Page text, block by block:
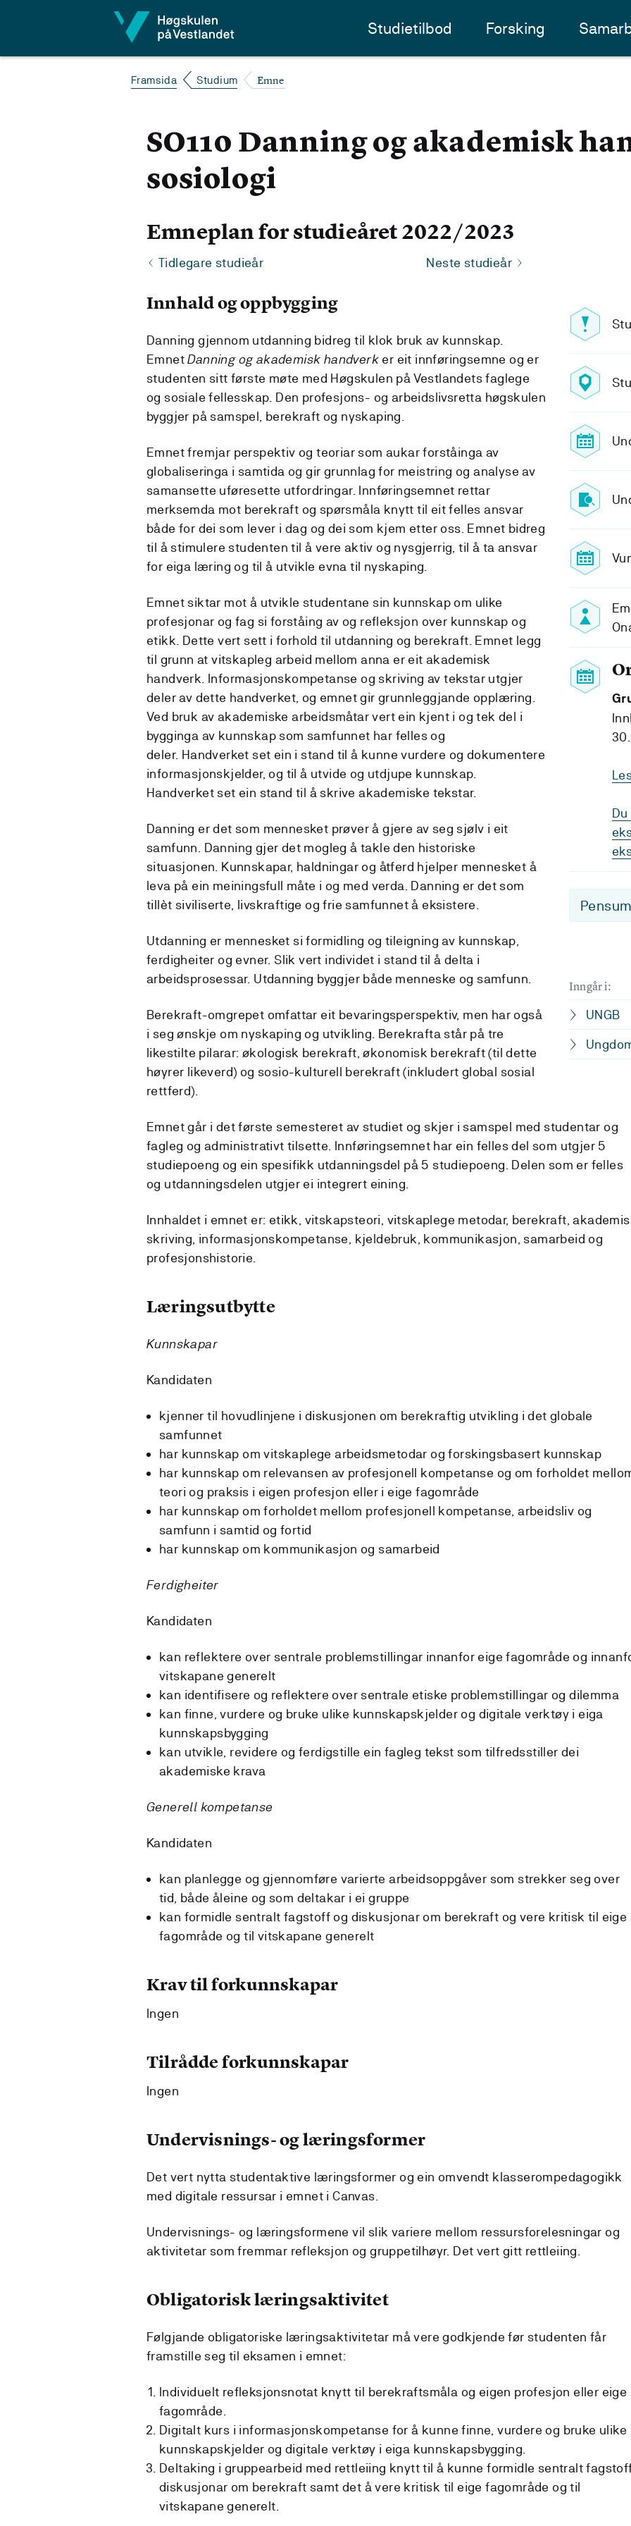
Studietilbod Forsking
Framsida Studium Emne
SO110 Danning og akademisk
sosiologi
Emneplan for studieåret 2022/2023
Tidlegare studieår Neste studieår
Inngår i:
UNGB
Innhald og oppbygging
Danning gjennom utdanning bidreg til klok bruk av kunnskap.
EmnetDanning og akademisk handverk er eit innføringsemne og er
studenten sitt første møte med Høgskulen på Vestlandets faglege
og sosiale fellesskap. Den profesjons- og arbeidslivsretta høgskulen
byggjer på samspel, berekraft og nyskaping.
Emnet fremjar perspektiv og teoriar som aukar forståinga av
globaliseringa i samtida og gir grunnlag for meistring og analyse av
samansette uføresette utfordringar. Innføringsemnet rettar
merksemda mot berekraft og spørsmåla knytt til eit felles ansvar
både for dei som lever i dag og dei som kjem etter oss. Emnet bidreg
til å stimulere studenten til å vere aktiv og nysgjerrig, til å ta ansvar
for eiga læring og til å utvikle evna til nyskaping.
Emnet siktar mot å utvikle studentane sin kunnskap om ulike
profesjonar og fag si forståing av og refleksjon over kunnskap og
etikk. Dette vert sett i forhold til utdanning og berekraft. Emnet legg
til grunn at vitskapleg arbeid mellom anna er eit akademisk
handverk. Informasjonskompetanse og skriving av tekstar utgjer
deler av dette handverket, og emnet gir grunnleggjande opplæring.
Ved bruk av akademiske arbeidsmåtar vert ein kjent i og tek del i
bygginga av kunnskap som samfunnet har felles og
deler. Handverket set ein i stand til å kunne vurdere og dokumentere
informasjonskjelder, og til å utvide og utdjupe kunnskap.
Handverket set ein stand til å skrive akademiske tekstar.
Danning er det som mennesket prøver å gjere av seg sjølv i eit
samfunn. Danning gjer det mogleg å takle den historiske
situasjonen. Kunnskapar, haldningar og åtferd hjelper mennesket å
leva på ein meiningsfull måte i og med verda. Danning er det som
tillèt siviliserte, livskraftige og frie samfunnet å eksistere.
Utdanning er mennesket si formidling og tileigning av kunnskap,
ferdigheiter og evner. Slik vert individet i stand til å delta i
arbeidsprosessar. Utdanning byggjer både menneske og samfunn.
Berekraft-omgrepet omfattar eit bevaringsperspektiv, men har også
i seg ønskje om nyskaping og utvikling. Berekrafta står på tre
likestilte pilarar: økologisk berekraft, økonomisk berekraft (til dette
høyrer likeverd) og sosio-kulturell berekraft (inkludert global sosial
rettferd).
Emnet går i det første semesteret av studiet og skjer i samspel med studentar og
fagleg og administrativt tilsette. Innføringsemnet har ein felles del som utgjer 5
studiepoeng og ein spesifikk utdanningsdel på 5 studiepoeng. Delen som er felles
og utdanningsdelen utgjer ei integrert eining.
Innhaldet i emnet er: etikk, vitskapsteori, vitskaplege metodar, berekraft,
skriving, informasjonskompetanse, kjeldebruk, kommunikasjon, samarbeid og
profesjonshistorie.
Læringsutbytte
Kunnskapar
Kandidaten
kjenner til hovudlinjene i diskusjonen om berekraftig utvikling i det globale
samfunnet
har kunnskap om vitskaplege arbeidsmetodar og forskingsbasert kunnskap
har kunnskap om relevansen av profesjonell kompetanse og om forholdet
teori og praksis i eigen profesjon eller i eige fagområde
har kunnskap om forholdet mellom profesjonell kompetanse, arbeidsliv og
samfunn i samtid og fortid
har kunnskap om kommunikasjon og samarbeid
Ferdigheiter
Kandidaten
kan reflektere over sentrale problemstillingar innanfor eige fagområde og
vitskapane generelt
kan identifisere og reflektere over sentrale etiske problemstillingar og dilemma
kan finne, vurdere og bruke ulike kunnskapskjelder og digitale verktøy i eiga
kunnskapsbygging
kan utvikle, revidere og ferdigstille ein fagleg tekst som tilfredsstiller dei
akademiske krava
Generell kompetanse
Kandidaten
kan planlegge og gjennomføre varierte arbeidsoppgåver som strekker seg over
tid, både åleine og som deltakar i ei gruppe
kan formidle sentralt fagstoff og diskusjonar om berekraft og vere kritisk til eige
fagområde og til vitskapane generelt
Krav til forkunnskapar
Ingen
Tilrådde forkunnskapar
Ingen
Undervisnings- og læringsformer
Det vert nytta studentaktive læringsformer og ein omvendt klasserompedagogikk
med digitale ressursar i emnet i Canvas.
Undervisnings- og læringsformene vil slik variere mellom ressursforelesningar og
aktivitetar som fremmar refleksjon og gruppetilhøyr. Det vert gitt rettleiing.
Obligatorisk læringsaktivitet
Følgjande obligatoriske læringsaktivitetar må vere godkjende før studenten får
framstille seg til eksamen i emnet:
Individuelt refleksjonsnotat knytt til berekraftsmåla og eigen profesjon eller eige
fagområde.
Digitalt kurs i informasjonskompetanse for å kunne finne, vurdere og bruke ulike
kunnskapskjelder og digitale verktøy i eiga kunnskapsbygging.
Deltaking i gruppearbeid med rettleiing knytt til å kunne formidle sentralt
diskusjonar om berekraft samt det å vere kritisk til eige fagområde og til
vitskapane generelt.